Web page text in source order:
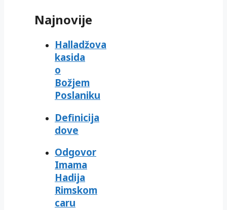
Najnovije
Halladžova
kasida
o
Božjem
Poslaniku
Definicija
dove
Odgovor
Imama
Hadija
Rimskom
caru